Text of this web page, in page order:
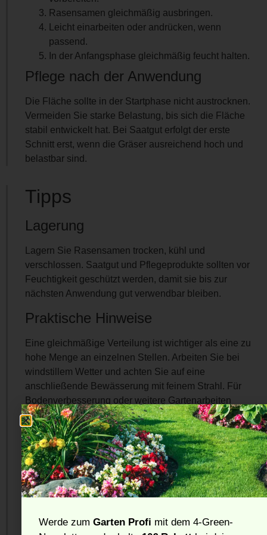
Rasensamen gleichmäßig ausbringen.
Leicht einarbeiten oder andrücken, wenn
passend.
In der Anfangsphase gleichmäßig feucht halten.
Pflege nach der Anwendung
Die Fläche sollte in der Startphase nicht austrocknen.
Vermeiden Sie starke Belastung, bis sich die Fläche
stabil entwickelt hat. Bei Saatgut erfolgt der erste
Schnitt erst, wenn die Gräser ausreichend hoch und
belastbar sind.
Tipps
Lagerung
Lagern Sie Rasensamen trocken, kühl und
verschlossen. Saatgut und Pflegeprodukte sollten vor
Feuchtigkeit geschützt werden, damit sie bis zur
nächsten Anwendung gut verwendbar bleiben.
Praktische Hinweise
Eine gleichmäßige Verteilung ist wichtiger als eine zu
hohe Menge an einzelnen Stellen. Arbeiten Sie bei
windstillem Wetter und achten Sie auf eine
anschließende Bewässerung mit feinem Strahl. Für
Bodenverbesserung oder weitere Gartenarbeiten
können passende Erden unterPflanzerdesinnvoll sein.
Häufig gestellte Fragen
Wann ist die beste Zeit für
Rasensamen?
Feuchtigkeit. Extreme Hitze, Frost oder Trockenstress
Werde zum Garten Profi mit dem 4-Green-